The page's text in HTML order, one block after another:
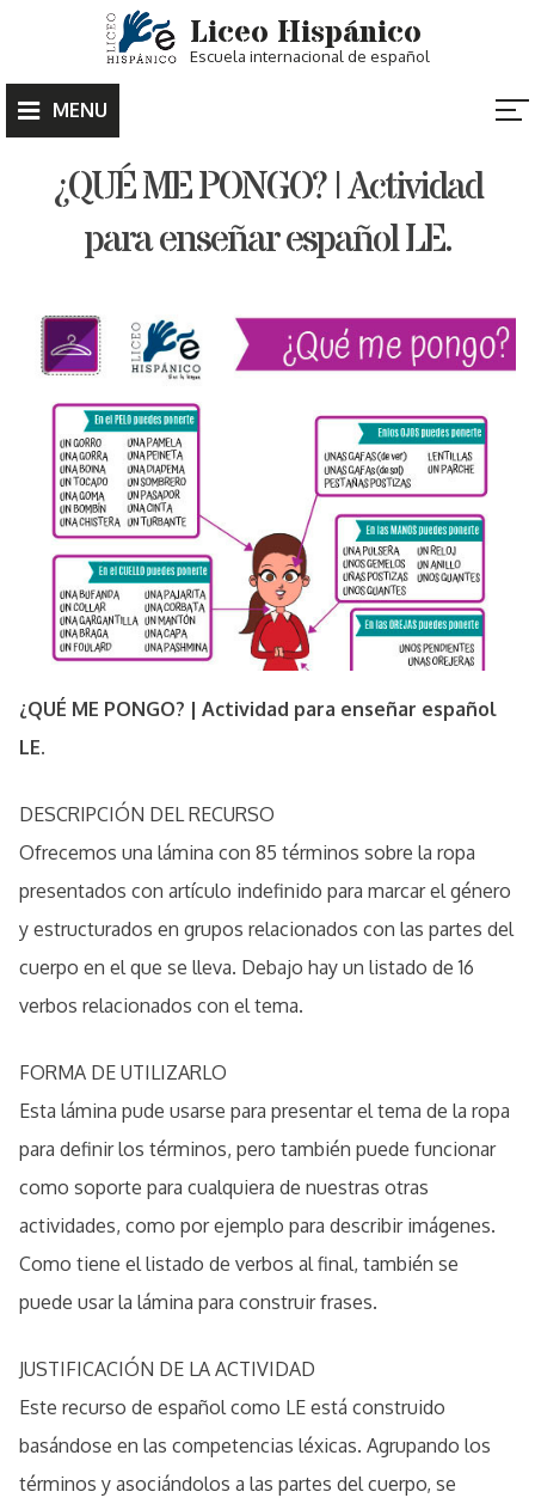
Liceo Hispánico
Escuela internacional de español
MENU
¿QUÉ ME PONGO? | Actividad
para enseñar español LE.
¿QUÉ ME PONGO? | Actividad para enseñar español
LE.
DESCRIPCIÓN DEL RECURSO
Ofrecemos una lámina con 85 términos sobre la ropa
presentados con artículo indefinido para marcar el género
y estructurados en grupos relacionados con las partes del
cuerpo en el que se lleva. Debajo hay un listado de 16
verbos relacionados con el tema.
FORMA DE UTILIZARLO
Esta lámina pude usarse para presentar el tema de la ropa
para definir los términos, pero también puede funcionar
como soporte para cualquiera de nuestras otras
actividades, como por ejemplo para describir imágenes.
Como tiene el listado de verbos al final, también se
puede usar la lámina para construir frases.
JUSTIFICACIÓN DE LA ACTIVIDAD
Este recurso de español como LE está construido
basándose en las competencias léxicas. Agrupando los
términos y asociándolos a las partes del cuerpo, se